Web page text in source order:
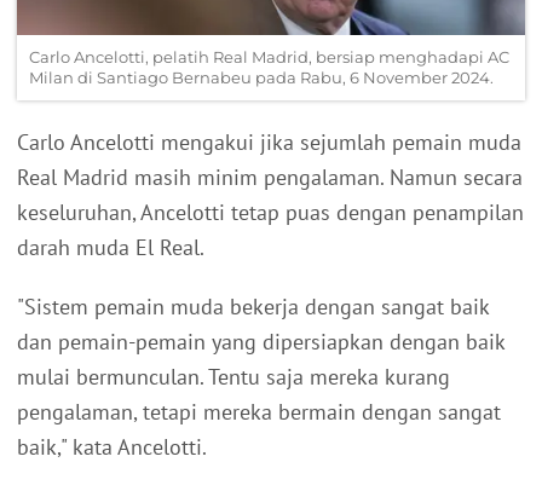
Carlo Ancelotti, pelatih Real Madrid, bersiap menghadapi AC
Milan di Santiago Bernabeu pada Rabu, 6 November 2024.
Carlo Ancelotti mengakui jika sejumlah pemain muda
Real Madrid masih minim pengalaman. Namun secara
keseluruhan, Ancelotti tetap puas dengan penampilan
darah muda El Real.
"Sistem pemain muda bekerja dengan sangat baik
dan pemain-pemain yang dipersiapkan dengan baik
mulai bermunculan. Tentu saja mereka kurang
pengalaman, tetapi mereka bermain dengan sangat
baik," kata Ancelotti.